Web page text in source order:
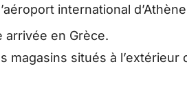
international
en Grèce.
magasins situés à l’extérieur